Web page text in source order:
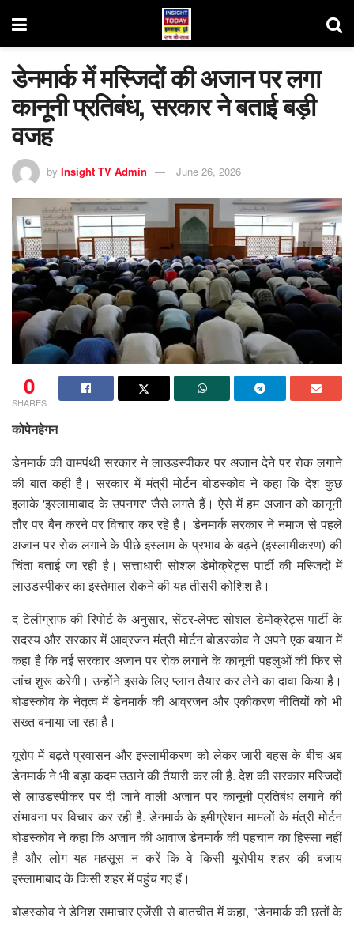
डेनमार्क में मस्जिदों की अजान पर लगा
कानूनी प्रतिबंध, सरकार ने बताई बड़ी
वजह
by Insight TV Admin June 26, 2026
0
SHARES
कोपेनहेगन
डेनमार्क की वामपंथी सरकार ने लाउडस्पीकर पर अजान देने पर रोक लगाने
की बात कही है। सरकार में मंत्री मोर्टन बोडस्कोव ने कहा कि देश कुछ
इलाके 'इस्लामाबाद के उपनगर' जैसे लगते हैं। ऐसे में हम अजान को कानूनी
तौर पर बैन करने पर विचार कर रहे हैं। डेनमार्क सरकार ने नमाज से पहले
अजान पर रोक लगाने के पीछे इस्लाम के प्रभाव के बढ़ने (इस्लामीकरण) की
चिंता बताई जा रही है। सत्ताधारी सोशल डेमोक्रेट्स पार्टी की मस्जिदों में
लाउडस्पीकर का इस्तेमाल रोकने की यह तीसरी कोशिश है।
द टेलीग्राफ की रिपोर्ट के अनुसार, सेंटर-लेफ्ट सोशल डेमोक्रेट्स पार्टी के
सदस्य और सरकार में आव्रजन मंत्री मोर्टन बोडस्कोव ने अपने एक बयान में
कहा है कि नई सरकार अजान पर रोक लगाने के कानूनी पहलुओं की फिर से
जांच शुरू करेगी। उन्होंने इसके लिए प्लान तैयार कर लेने का दावा किया है।
बोडस्कोव के नेतृत्व में डेनमार्क की आव्रजन और एकीकरण नीतियों को भी
सख्त बनाया जा रहा है।
यूरोप में बढ़ते प्रवासन और इस्लामीकरण को लेकर जारी बहस के बीच अब
डेनमार्क ने भी बड़ा कदम उठाने की तैयारी कर ली है. देश की सरकार मस्जिदों
से लाउडस्पीकर पर दी जाने वाली अजान पर कानूनी प्रतिबंध लगाने की
संभावना पर विचार कर रही है. डेनमार्क के इमीग्रेशन मामलों के मंत्री मोर्टन
बोडस्कोव ने कहा कि अजान की आवाज डेनमार्क की पहचान का हिस्सा नहीं
है और लोग यह महसूस न करें कि वे किसी यूरोपीय शहर की बजाय
इस्लामाबाद के किसी शहर में पहुंच गए हैं।
बोडस्कोव ने डेनिश समाचार एजेंसी से बातचीत में कहा, "डेनमार्क की छतों के